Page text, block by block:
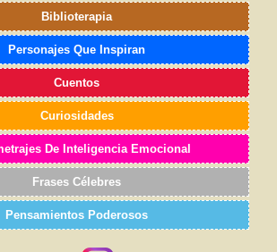
Biblioterapia
Personajes Que Inspiran
Cuentos
Curiosidades
De Inteligencia Emocional
Frases Célebres
Pensamientos Poderosos